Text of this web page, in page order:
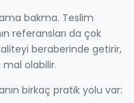
bakma. Teslim
referansları da çok
beraberinde getirir,
olabilir.
birkaç pratik yolu var: